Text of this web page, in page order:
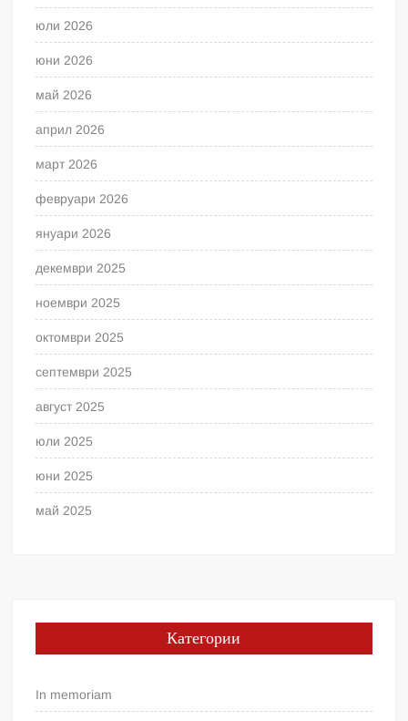
юли 2026
юни 2026
май 2026
април 2026
март 2026
февруари 2026
януари 2026
декември 2025
ноември 2025
октомври 2025
септември 2025
август 2025
юли 2025
юни 2025
май 2025
Категории
In memoriam